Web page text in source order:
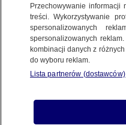
Wybrano
BIZNES
Plan
bardzo
Przechowywanie
treści. Wykorzystywanie
spersonalizowanych
spersonalizowanych
kombinacji danych z
do wyboru reklam.
Lista partnerów (dostawców)